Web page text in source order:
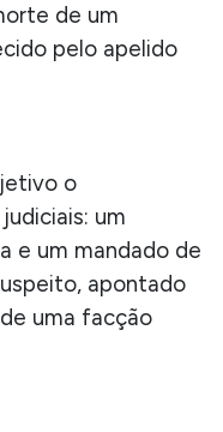
de um
pelo apelido
o
um
e um mandado de
apontado
uma facção